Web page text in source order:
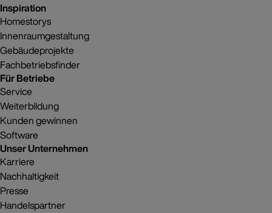
Inspiration
Homestorys
Innenraumgestaltung
Gebäudeprojekte
Fachbetriebsfinder
Für Betriebe
Service
Weiterbildung
Kunden gewinnen
Software
Unser Unternehmen
Karriere
Nachhaltigkeit
Presse
Handelspartner